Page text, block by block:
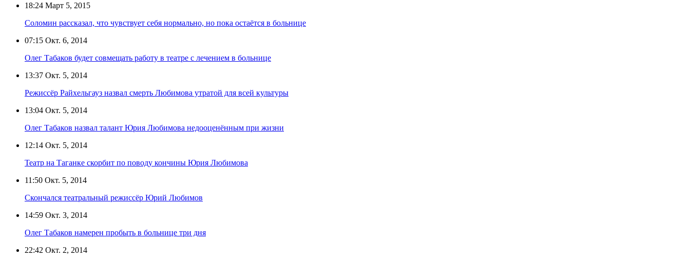
18:24 Март 5, 2015
Соломин рассказал, что чувствует себя нормально, но пока остаётся в больнице
07:15 Окт. 6, 2014
Олег Табаков будет совмещать работу в театре с лечением в больнице
13:37 Окт. 5, 2014
Режиссёр Райхельгауз назвал смерть Любимова утратой для всей культуры
13:04 Окт. 5, 2014
Олег Табаков назвал талант Юрия Любимова недооценённым при жизни
12:14 Окт. 5, 2014
Театр на Таганке скорбит по поводу кончины Юрия Любимова
11:50 Окт. 5, 2014
Скончался театральный режиссёр Юрий Любимов
14:59 Окт. 3, 2014
Олег Табаков намерен пробыть в больнице три дня
22:42 Окт. 2, 2014